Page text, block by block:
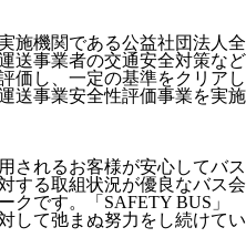
施機関である公益社団法人全
送事業者の交通安全対策など
価し、一定の基準をクリアし
送事業安全性評価事業を実施
されるお客様が安心してバス
する取組状況が優良なバス会
クです。「SAFETY BUS」
して弛まぬ努力をし続けてい